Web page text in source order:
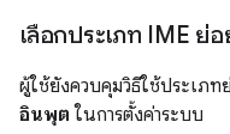
เลือกประเภท IME ย่
ผู้ใช้ยังควบคุมวิธีใช้ประเภท
อินพุต ในการตั้งค่าระบบ